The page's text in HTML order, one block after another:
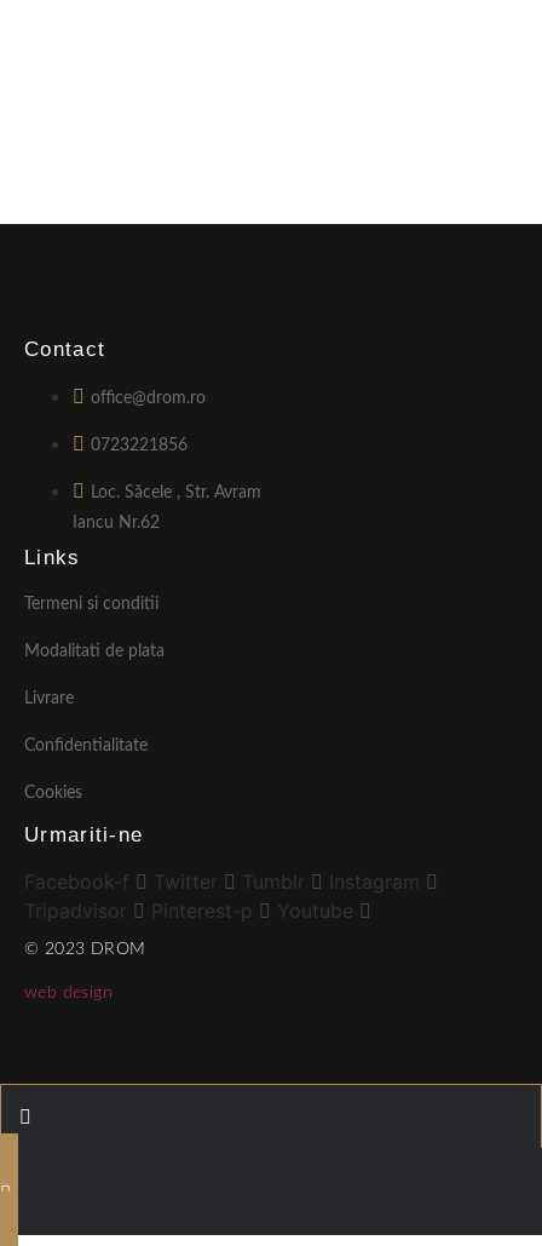
Contact
office@drom.ro
0723221856
Loc. Săcele , Str. Avram
Iancu Nr.62
Links
Termeni si conditii
Modalitati de plata
Livrare
Confidentialitate
Cookies
Urmariti-ne
Facebook-f Twitter Tumblr
Instagram
Tripadvisor
Pinterest-p Youtube
© 2023 DROM
web design